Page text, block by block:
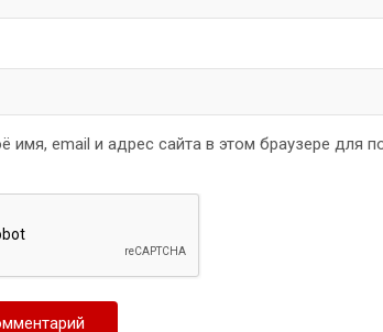
имя, email и адрес сайта в этом браузере для